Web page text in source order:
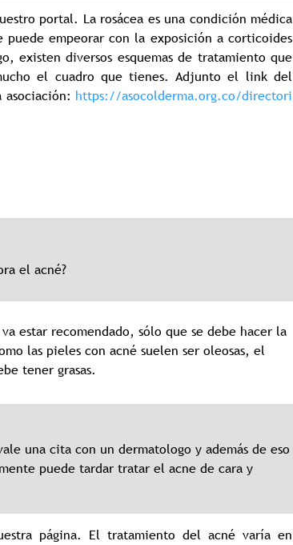
portal. La rosácea es una condición médica
empeorar con la exposición a corticoides
existen diversos esquemas de tratamiento que
el cuadro que tienes. Adjunto el link del
https://asocolderma.org.co/directori
el acné?
estar recomendado, sólo que se debe hacer la
las pieles con acné suelen ser oleosas, el
tener grasas.
una cita con un dermatologo y además de eso
puede tardar tratar el acne de cara y
página. El tratamiento del acné varía en